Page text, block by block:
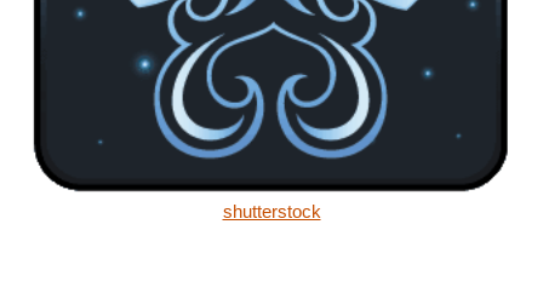
shutterstock